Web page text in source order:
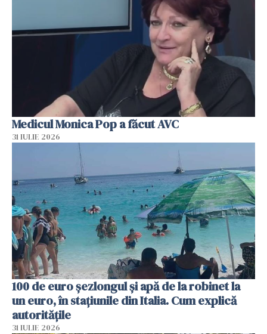
Medicul Monica Pop a făcut AVC
31 IULIE 2026
100 de euro șezlongul și apă de la robinet la
un euro, în stațiunile din Italia. Cum explică
autoritățile
31 IULIE 2026